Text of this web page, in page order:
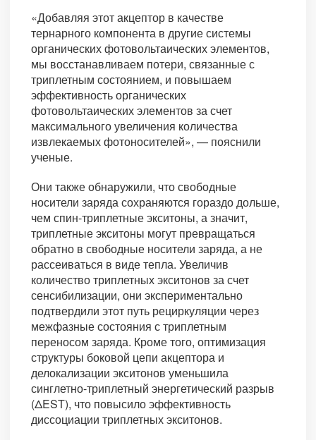
«Добавляя этот акцептор в качестве
тернарного компонента в другие системы
органических фотовольтаических элементов,
мы восстанавливаем потери, связанные с
триплетным состоянием, и повышаем
эффективность органических
фотовольтаических элементов за счет
максимального увеличения количества
извлекаемых фотоносителей», — пояснили
ученые.
Они также обнаружили, что свободные
носители заряда сохраняются гораздо дольше,
чем спин-триплетные экситоны, а значит,
триплетные экситоны могут превращаться
обратно в свободные носители заряда, а не
рассеиваться в виде тепла. Увеличив
количество триплетных экситонов за счет
сенсибилизации, они экспериментально
подтвердили этот путь рециркуляции через
межфазные состояния с триплетным
переносом заряда. Кроме того, оптимизация
структуры боковой цепи акцептора и
делокализации экситонов уменьшила
синглетно-триплетный энергетический разрыв
(ΔEST), что повысило эффективность
диссоциации триплетных экситонов.